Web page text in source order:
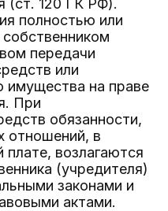
(ст. 120 ГК РФ).
полностью или
передачи
или
имущества на праве
При
обязанности,
отношений, в
плате, возлагаются
(учредителя)
законами и
актами.